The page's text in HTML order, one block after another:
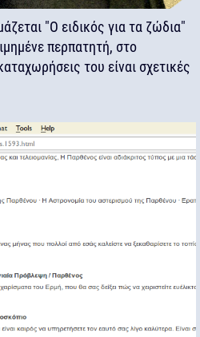
"Ο ειδικός για τα ζώδια"
περπατητή, στο
του είναι σχετικές